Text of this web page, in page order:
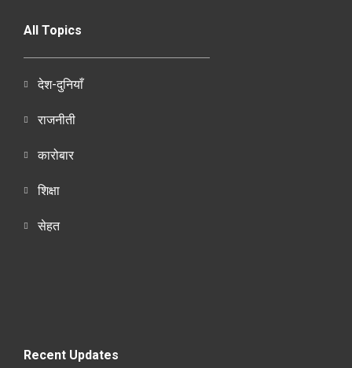
All Topics
देश-दुनियाँ
राजनीती
कारोबार
शिक्षा
सेहत
Recent Updates